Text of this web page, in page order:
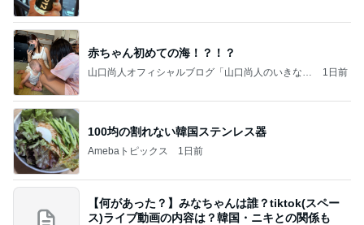
赤ちゃん初めての海！？！？
山口尚人オフィシャルブログ「山口尚人のいきなり
1日前
100均の割れない韓国ステンレス器
Amebaトピックス 1日前
【何があった？】みなちゃんは誰？tiktok(スペー
ス)ライブ動画の内容は？韓国・ニキとの関係も